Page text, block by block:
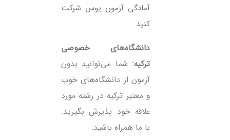
آمادگی آزمون یوس شرکت
کنید.
دانشگاه‌های خصوصی
ترکیه: شما می‌توانید بدون
آزمون از دانشگاه‌های خوب
و معتبر ترکیه در رشته مورد
علاقه خود پذیرش بگیرید.
با ما همراه باشید.